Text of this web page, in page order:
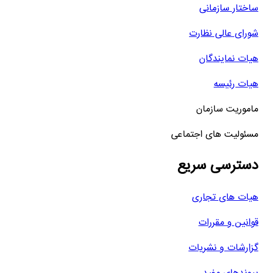
ساختار سازمانی
شورای عالی نظارت
هیات نمایندگان
هیات رئیسه
ماموریت سازمان
مسئولیت های اجتماعی
دسترسی سریع
هیات های تجاری
قوانین و مقررات
گزارشات و نشریات